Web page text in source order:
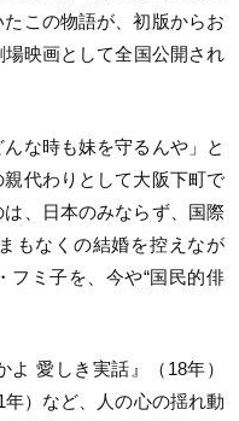
この物語が、初版からお
映画として全国公開され
な時も妹を守るんや」と
代わりとして大阪下町で
、日本のみならず、国際
もなくの結婚を控えなが
フミ子を、今や“国民的俳
愛しき実話』（18年）
年）など、人の心の揺れ動